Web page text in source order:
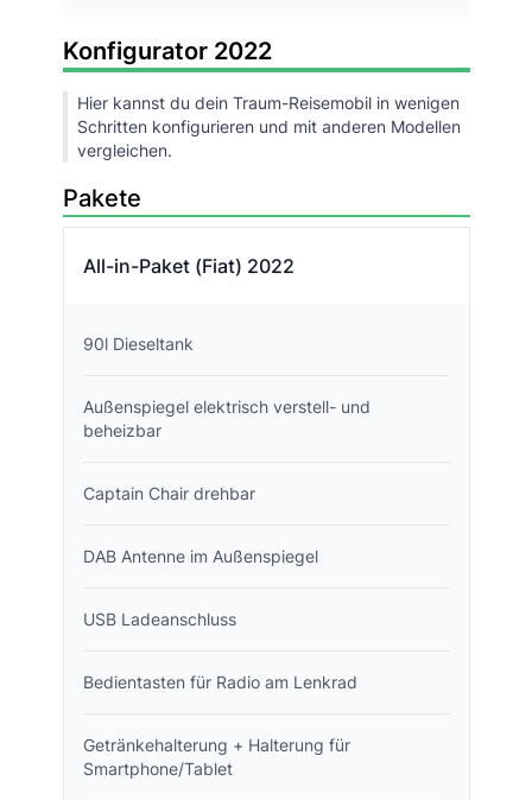
Konfigurator 2022
Hier kannst du dein Traum-Reisemobil in wenigen
Schritten konfigurieren und mit anderen Modellen
vergleichen.
Pakete
All-in-Paket (Fiat) 2022
90l Dieseltank
Außenspiegel elektrisch verstell- und
beheizbar
Captain Chair drehbar
DAB Antenne im Außenspiegel
USB Ladeanschluss
Bedientasten für Radio am Lenkrad
Getränkehalterung + Halterung für
Smartphone/Tablet